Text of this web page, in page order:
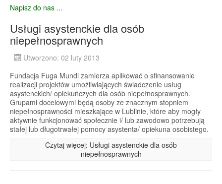
Napisz do nas ...
Usługi asystenckie dla osób
niepełnosprawnych
Utworzono: 02 luty 2013
Fundacja Fuga Mundi zamierza aplikować o sfinansowanie
realizacji projektów umożliwiających świadczenie usług
asystenckich/ opiekuńczych dla osób niepełnosprawnych.
Grupami docelowymi będą osoby ze znacznym stopniem
niepełnosprawności mieszkające w Lublinie, które aby mogły
aktywnie funkcjonować społecznie i/ lub zawodowo potrzebują
stałej lub długotrwałej pomocy asystenta/ opiekuna osobistego.
Czytaj więcej: Usługi asystenckie dla osób
niepełnosprawnych